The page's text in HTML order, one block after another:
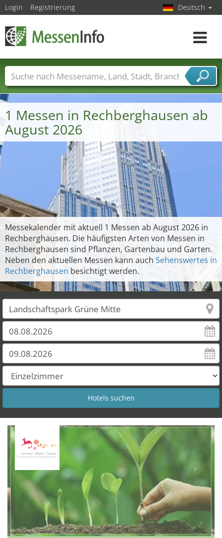
1 Messen in Rechberghausen ab
August 2026
Messekalender mit aktuell 1 Messen ab August 2026 in
Rechberghausen. Die häufigsten Arten von Messen in
Rechberghausen sind Pflanzen, Gartenbau und Garten.
Neben den aktuellen Messen kann auch Sehenswertes in
Rechberghausen besichtigt werden.
Login Registrierung Deutsch
Toggle
Messenamen Länder Städte
Branchen
Dienstleisterbranchen